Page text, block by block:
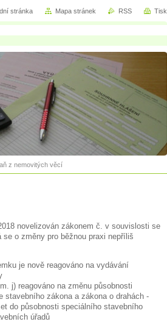
z nemovitých věcí
novelizován zákonem č. v souvislosti se
o změny pro běžnou praxi nepříliš
je nově reagováno na vydávání
j) reagováno na změnu působnosti
stavebního zákona a zákona o drahách -
do působnosti speciálního stavebního
úřadů
stránka Mapa stránek RSS Tisk